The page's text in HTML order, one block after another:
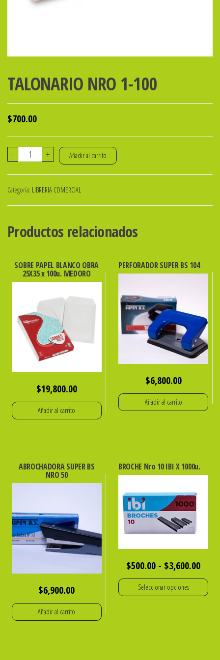
TALONARIO NRO 1-100
$700.00
-
TALONARIO
100
cantidad
+ Añadir al carrito
Categoría: LIBRERIA COMERCIAL
Productos relacionados
SOBRE PAPEL BLANCO OBRA
25X35 x 100u. MEDORO
$19,800.00
Añadir al carrito
PERFORADOR SUPER BS 104
$6,800.00
Añadir al carrito
ABROCHADORA SUPER BS
NRO 50
$6,900.00
Añadir al carrito
BROCHE Nro 10 IBI X 1000u.
$500.00 - $3,600.00
de
Seleccionar opciones